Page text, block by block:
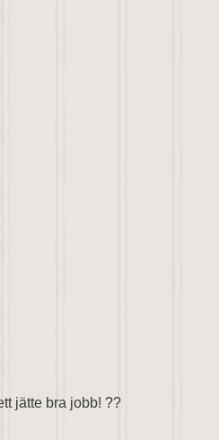
jätte bra jobb! ??